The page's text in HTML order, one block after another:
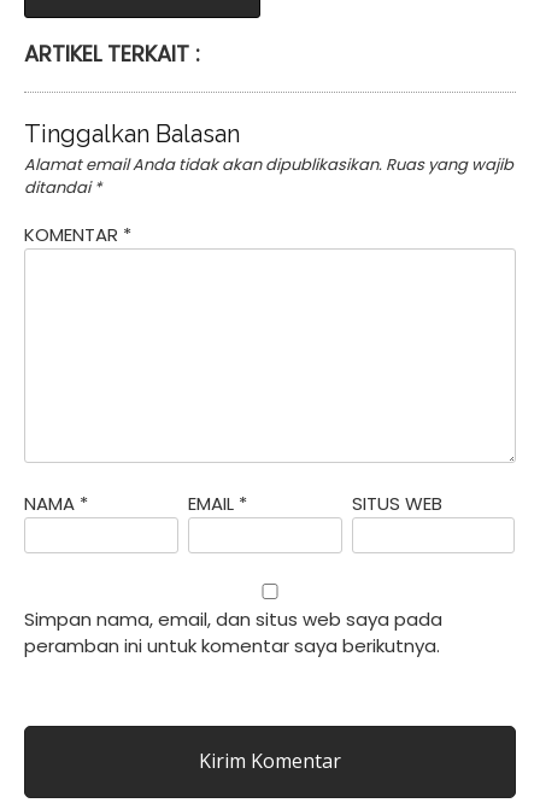
navigation
ARTIKEL TERKAIT :
Tinggalkan Balasan
Alamat email Anda tidak akan dipublikasikan. Ruas yang wajib
ditandai*
KOMENTAR *
NAMA * EMAIL * SITUS WEB
Simpan nama, email, dan situs web saya pada
peramban ini untuk komentar saya berikutnya.